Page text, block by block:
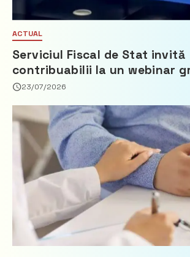
ACTUAL
Serviciul Fiscal de Stat invită
contribuabilii la un webinar
privind calculul impozitului pe
23/07/2026